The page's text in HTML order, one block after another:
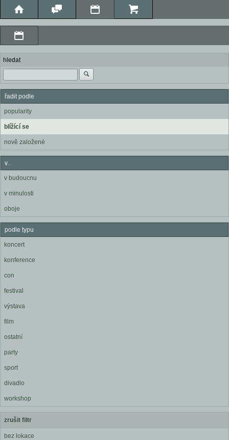
hledat
řadit podle
popularity
blížící se
nově založené
v...
v budoucnu
v minulosti
oboje
podle typu
koncert
konference
con
festival
výstava
film
ostatní
party
sport
divadlo
workshop
zrušit filtr
bez lokace